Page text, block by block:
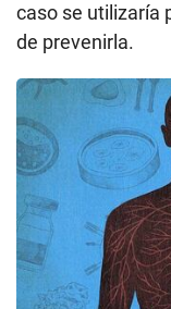
caso se utilizaría
de prevenirla.